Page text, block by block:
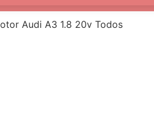
Audi A3 1.8 20v Todos